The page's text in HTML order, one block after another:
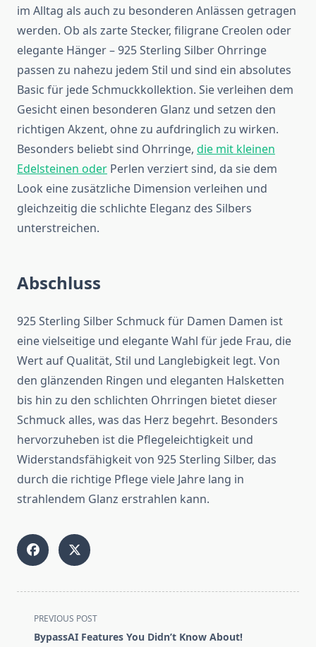
im Alltag als auch zu besonderen Anlässen getragen
werden. Ob als zarte Stecker, filigrane Creolen oder
elegante Hänger – 925 Sterling Silber Ohrringe
passen zu nahezu jedem Stil und sind ein absolutes
Basic für jede Schmuckkollektion. Sie verleihen dem
Gesicht einen besonderen Glanz und setzen den
richtigen Akzent, ohne zu aufdringlich zu wirken.
Besonders beliebt sind Ohrringe, die mit kleinen
Edelsteinen oder Perlen verziert sind, da sie dem
Look eine zusätzliche Dimension verleihen und
gleichzeitig die schlichte Eleganz des Silbers
unterstreichen.
Abschluss
925 Sterling Silber Schmuck für Damen Damen ist
eine vielseitige und elegante Wahl für jede Frau, die
Wert auf Qualität, Stil und Langlebigkeit legt. Von
den glänzenden Ringen und eleganten Halsketten
bis hin zu den schlichten Ohrringen bietet dieser
Schmuck alles, was das Herz begehrt. Besonders
hervorzuheben ist die Pflegeleichtigkeit und
Widerstandsfähigkeit von 925 Sterling Silber, das
durch die richtige Pflege viele Jahre lang in
strahlendem Glanz erstrahlen kann.
<span
class="nav-
PREVIOUS POST
BypassAI Features You Didn’t Know About!